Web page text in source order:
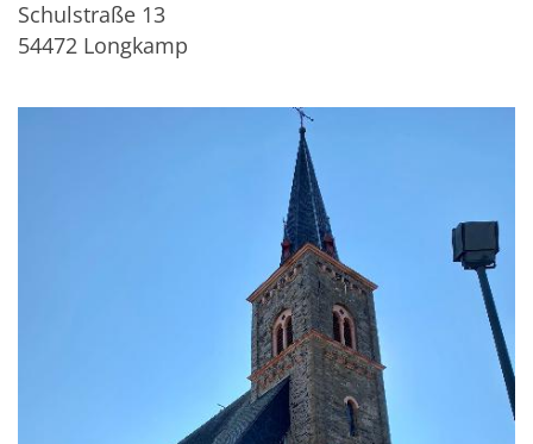
Schulstraße 13
54472 Longkamp